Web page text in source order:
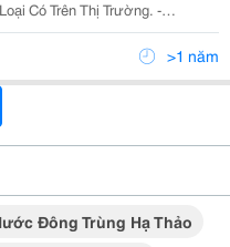
Có Trên Thị Trường. -
Được Chia Nhỏ Thành
Dễ Tiêu Hóa Và Dễ Hấp Thu
>1 năm
Đông Trùng Hạ Thảo